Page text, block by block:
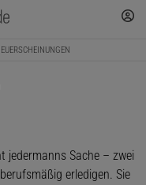
jedermanns Sache – zwei
erledigen. Sie